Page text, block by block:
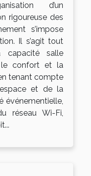
d’un
rigoureuse des
s’impose
Il s’agit tout
capacité salle
le confort et la
tenant compte
et de la
événementielle,
réseau Wi-Fi,